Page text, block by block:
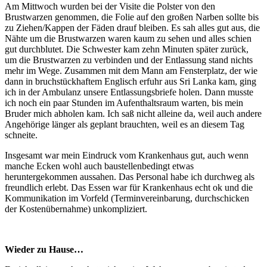
Am Mittwoch wurden bei der Visite die Polster von den
Brustwarzen genommen, die Folie auf den großen Narben sollte bis
zu Ziehen/Kappen der Fäden drauf bleiben. Es sah alles gut aus, die
Nähte um die Brustwarzen waren kaum zu sehen und alles schien
gut durchblutet. Die Schwester kam zehn Minuten später zurück,
um die Brustwarzen zu verbinden und der Entlassung stand nichts
mehr im Wege. Zusammen mit dem Mann am Fensterplatz, der wie
dann in bruchstückhaftem Englisch erfuhr aus Sri Lanka kam, ging
ich in der Ambulanz unsere Entlassungsbriefe holen. Dann musste
ich noch ein paar Stunden im Aufenthaltsraum warten, bis mein
Bruder mich abholen kam. Ich saß nicht alleine da, weil auch andere
Angehörige länger als geplant brauchten, weil es an diesem Tag
schneite.
Insgesamt war mein Eindruck vom Krankenhaus gut, auch wenn
manche Ecken wohl auch baustellenbedingt etwas
heruntergekommen aussahen. Das Personal habe ich durchweg als
freundlich erlebt. Das Essen war für Krankenhaus echt ok und die
Kommunikation im Vorfeld (Terminvereinbarung, durchschicken
der Kostenübernahme) unkompliziert.
Wieder zu Hause…